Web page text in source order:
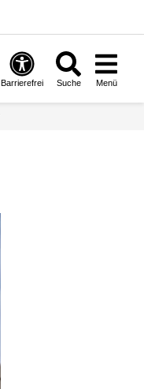
Barrierefrei Suche Menü